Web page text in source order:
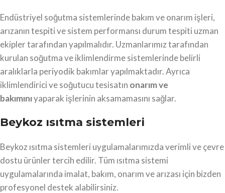
Endüstriyel soğutma sistemlerinde bakım ve onarım işleri,
arızanın tespiti ve sistem performansı durum tespiti uzman
ekipler tarafından yapılmalıdır. Uzmanlarımız tarafından
kurulan soğutma ve iklimlendirme sistemlerinde belirli
aralıklarla periyodik bakımlar yapılmaktadır. Ayrıca
iklimlendirici ve soğutucu tesisatın onarım ve
bakımınıyaparak işlerinin aksamamasını sağlar.
Beykoz ısıtma sistemleri
Beykoz ısıtma sistemleri uygulamalarımızda verimli ve çevre
dostu ürünler tercih edilir. Tüm ısıtma sistemi
uygulamalarında imalat, bakım, onarım ve arızası için bizden
profesyonel destek alabilirsiniz.